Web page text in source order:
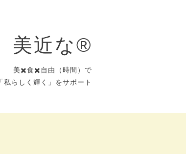
美近な®︎
美✖️食✖️自由（時間）で
「私らしく輝く」をサポート